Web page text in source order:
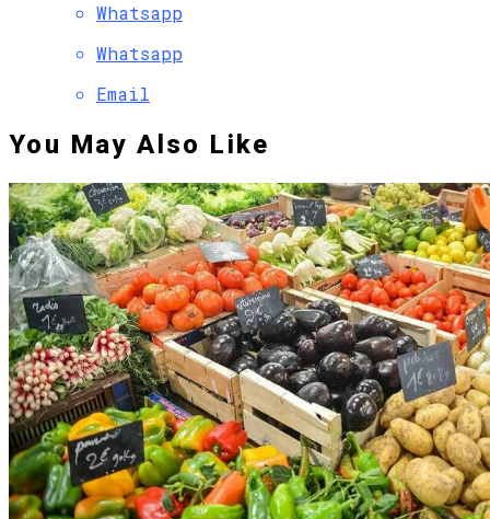
Whatsapp
Whatsapp
Email
You May Also Like